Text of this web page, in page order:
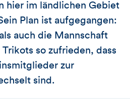
hier im ländlichen Gebiet
Plan ist aufgegangen:
auch die Mannschaft
so zufrieden, dass
zur
sind.